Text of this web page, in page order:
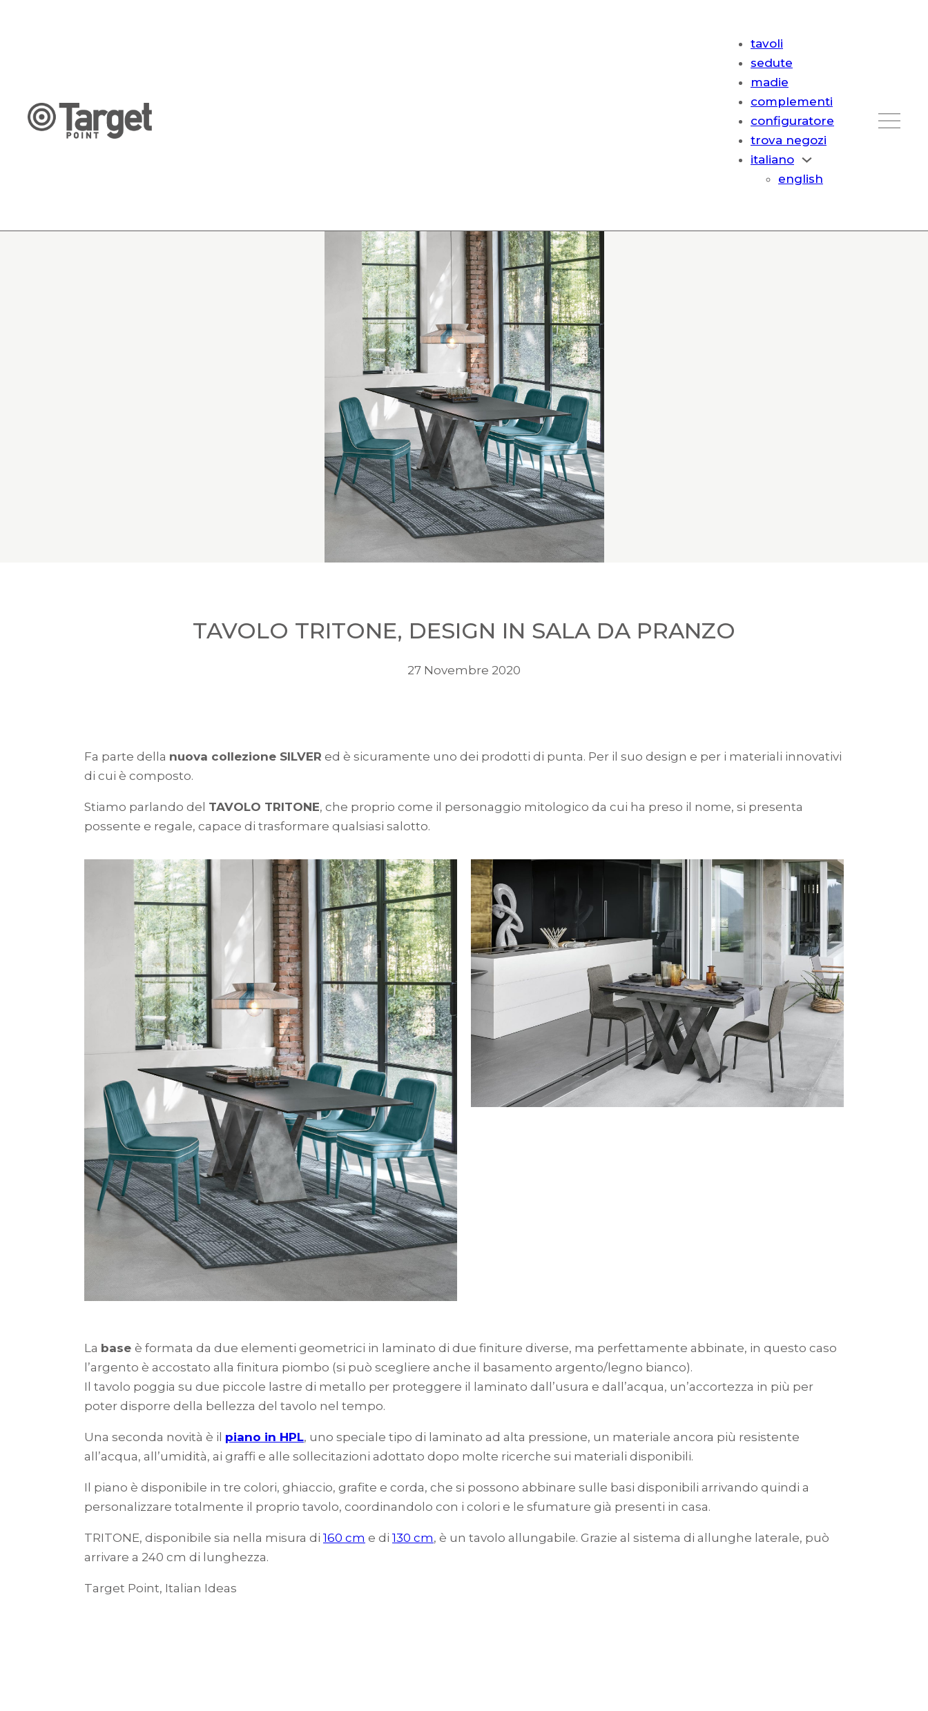
tavoli
sedute
madie
complementi
configuratore
trova negozi
italiano
english
TAVOLO TRITONE, DESIGN IN SALA DA PRANZO
27 Novembre 2020
Fa parte della nuova collezione SILVER ed è sicuramente uno dei prodotti di punta. Per il suo design e per i materiali innovativi
di cui è composto.
Stiamo parlando del TAVOLO TRITONE, che proprio come il personaggio mitologico da cui ha preso il nome, si presenta
possente e regale, capace di trasformare qualsiasi salotto.
La base è formata da due elementi geometrici in laminato di due finiture diverse, ma perfettamente abbinate, in questo caso
l’argento è accostato alla finitura piombo (si può scegliere anche il basamento argento/legno bianco).
Il tavolo poggia su due piccole lastre di metallo per proteggere il laminato dall’usura e dall’acqua, un’accortezza in più per
poter disporre della bellezza del tavolo nel tempo.
Una seconda novità è il piano in HPL, uno speciale tipo di laminato ad alta pressione, un materiale ancora più resistente
all’acqua, all’umidità, ai graffi e alle sollecitazioni adottato dopo molte ricerche sui materiali disponibili.
Il piano è disponibile in tre colori, ghiaccio, grafite e corda, che si possono abbinare sulle basi disponibili arrivando quindi a
personalizzare totalmente il proprio tavolo, coordinandolo con i colori e le sfumature già presenti in casa.
TRITONE, disponibile sia nella misura di 160 cm e di 130 cm, è un tavolo allungabile. Grazie al sistema di allunghe laterale, può
arrivare a 240 cm di lunghezza.
Target Point, Italian Ideas